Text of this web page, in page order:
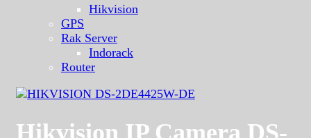
Hikvision
GPS
Rak Server
Indorack
Router